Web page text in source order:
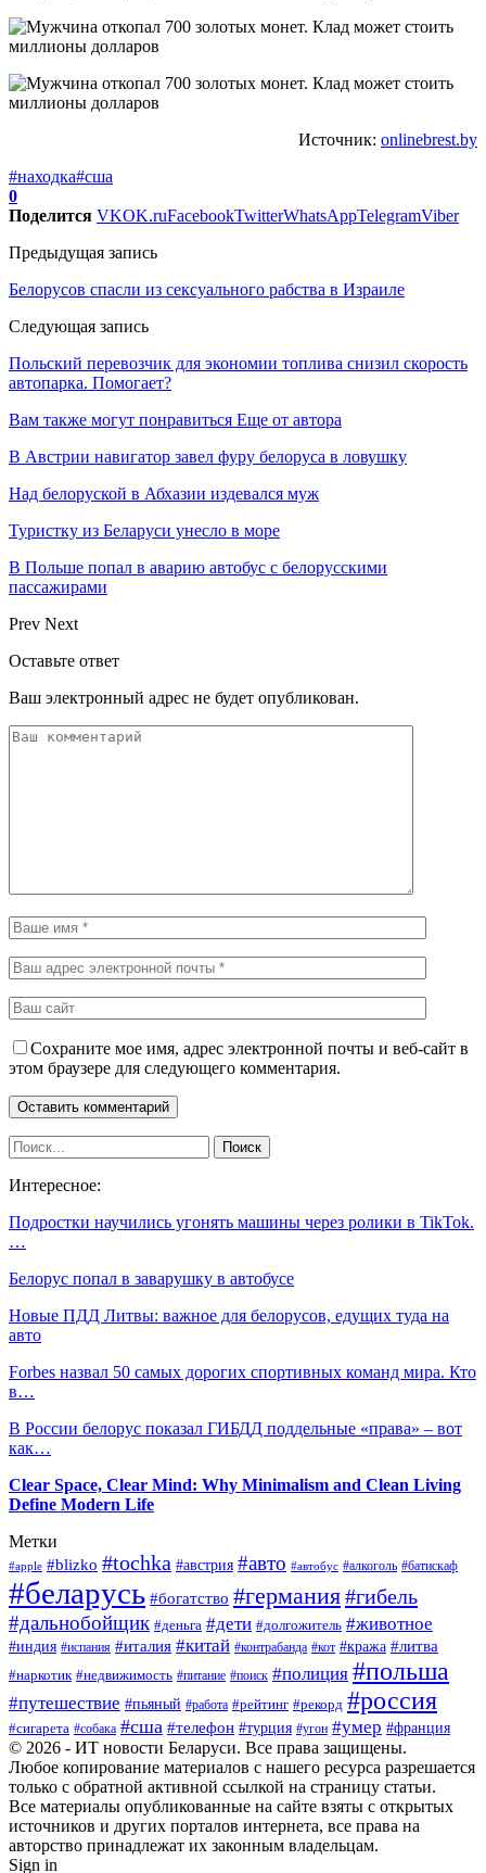
Источник: onlinebrest.by
#находка#сша
0
Поделится VKOK.ruFacebookTwitterWhatsAppTelegramViber
Предыдущая запись
Белорусов спасли из сексуального рабства в Израиле
Следующая запись
Польский перевозчик для экономии топлива снизил скорость
автопарка. Помогает?
Вам также могут понравиться Еще от автора
В Австрии навигатор завел фуру белоруса в ловушку
Над белоруской в Абхазии издевался муж
Туристку из Беларуси унесло в море
В Польше попал в аварию автобус с белорусскими
пассажирами
Prev Next
Оставьте ответ
Ваш электронный адрес не будет опубликован.
Сохраните мое имя, адрес электронной почты и веб-сайт в
этом браузере для следующего комментария.
Интересное:
Подростки научились угонять машины через ролики в TikTok.
…
Белорус попал в заварушку в автобусе
Новые ПДД Литвы: важное для белорусов, едущих туда на
авто
Forbes назвал 50 самых дорогих спортивных команд мира. Кто
в…
В России белорус показал ГИБДД поддельные «права» – вот
как…
Clear Space, Clear Mind: Why Minimalism and Clean Living
Define Modern Life
Метки
#apple #blizko #tochka #австрия #авто #автобус #алкоголь #батискаф
#беларусь #богатство #германия#гибель
#дальнобойщик #деньга #дети #долгожитель #животное
#индия #испания #италия #китай #контрабанда #кот #кража #литва
#наркотик #недвижимость #питание #поиск #полиция #польша
#путешествие #пьяный #работа #рейтинг #рекорд #россия
#сигарета #собака #сша #телефон #турция #угон #умер #франция
© 2026 - ИТ новости Беларуси. Все права защищены.
Любое копирование материалов с нашего ресурса разрешается
только с обратной активной ссылкой на страницу статьи.
Все материалы опубликованные на сайте взяты с открытых
источников и других порталов интернета, все права на
авторство принадлежат их законным владельцам.
Sign in